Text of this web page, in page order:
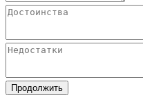
Продолжить